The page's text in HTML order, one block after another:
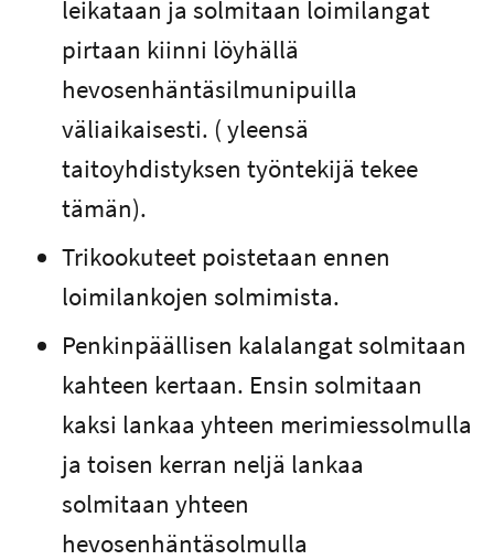
leikataan ja solmitaan loimilangat
pirtaan kiinni löyhällä
hevosenhäntäsilmunipuilla
väliaikaisesti. ( yleensä
taitoyhdistyksen työntekijä tekee
tämän).
Trikookuteet poistetaan ennen
loimilankojen solmimista.
Penkinpäällisen kalalangat solmitaan
kahteen kertaan. Ensin solmitaan
kaksi lankaa yhteen merimiessolmulla
ja toisen kerran neljä lankaa
solmitaan yhteen
hevosenhäntäsolmulla